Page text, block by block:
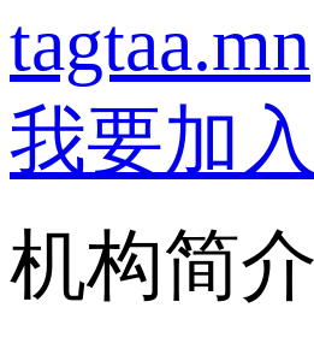
tagtaa.mn
我要加入
机构简介